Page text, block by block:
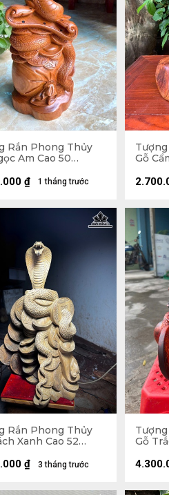
Rắn Phong Thủy
Am Cao 50
1 tháng trước
₫
Gỗ
Rắn Phong Thủy
Xanh Cao 52
3 tháng trước
₫
Gỗ